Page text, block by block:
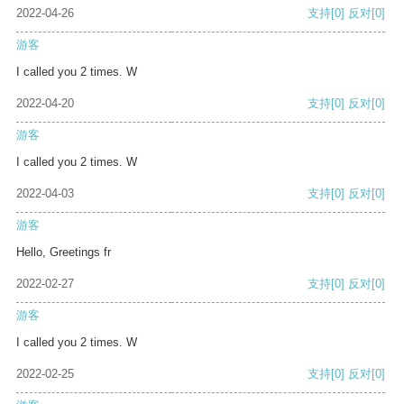
2022-04-26 支持[0] 反对[0]
游客
I called you 2 times. W
2022-04-20 支持[0] 反对[0]
游客
I called you 2 times. W
2022-04-03 支持[0] 反对[0]
游客
Hello, Greetings fr
2022-02-27 支持[0] 反对[0]
游客
I called you 2 times. W
2022-02-25 支持[0] 反对[0]